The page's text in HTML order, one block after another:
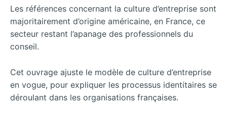
Les références concernant la culture d’entreprise sont
majoritairement d’origine américaine, en France, ce
secteur restant l’apanage des professionnels du
conseil.
Cet ouvrage ajuste le modèle de culture d’entreprise
en vogue, pour expliquer les processus identitaires se
déroulant dans les organisations françaises.